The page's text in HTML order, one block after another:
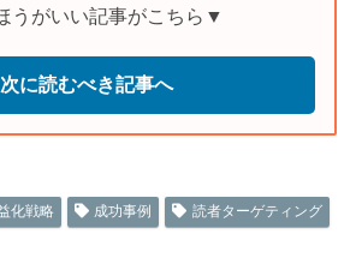
うがいい記事がこちら▼
次に読むべき記事へ
化戦略 成功事例 読者ターゲティング